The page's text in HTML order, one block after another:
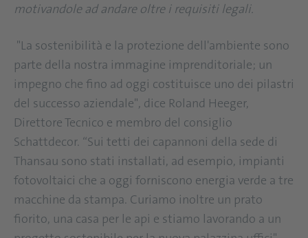
motivandole ad andare oltre i requisiti legali.
"La sostenibilità e la protezione dell'ambiente sono
parte della nostra immagine imprenditoriale; un
impegno che fino ad oggi costituisce uno dei pilastri
del successo aziendale", dice Roland Heeger,
Direttore Tecnico e membro del consiglio
Schattdecor. “Sui tetti dei capannoni della sede di
Thansau sono stati installati, ad esempio, impianti
fotovoltaici che a oggi forniscono energia verde a tre
macchine da stampa. Curiamo inoltre un prato
fiorito, una casa per le api e stiamo lavorando a un